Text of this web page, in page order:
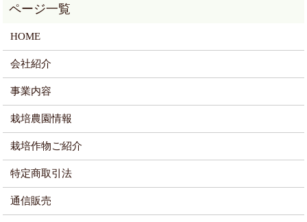
HOME
会社紹介
事業内容
栽培農園情報
栽培作物ご紹介
特定商取引法
通信販売